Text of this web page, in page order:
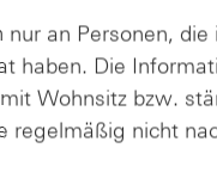
an Personen,
haben. Die
Wohnsitz bzw.
regelmäßig nicht